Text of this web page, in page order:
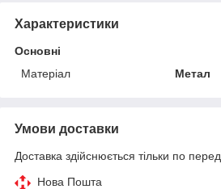
Характеристики
Основні
Матеріал
Метал
Умови доставки
Доставка здійснюється тільки по
Нова Пошта